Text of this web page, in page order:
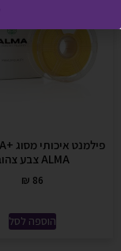
ALMA צבע צהוב
₪ 86
הוספה לסל